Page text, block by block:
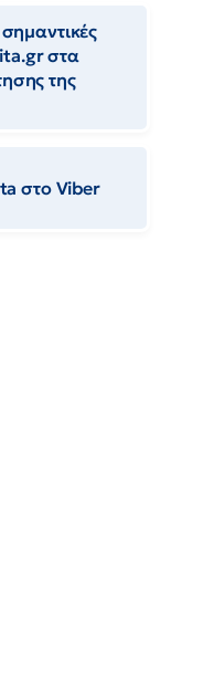
στα
της
στο Viber